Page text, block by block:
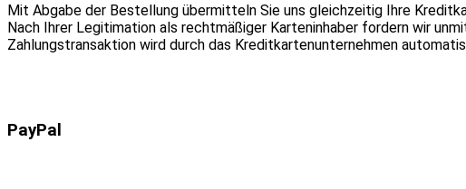
Mit Abgabe der Bestellung übermitteln Sie uns gleichzeitig Ihre
Nach Ihrer Legitimation als rechtmäßiger Karteninhaber fordern wir
Zahlungstransaktion wird durch das Kreditkartenunternehmen
PayPal